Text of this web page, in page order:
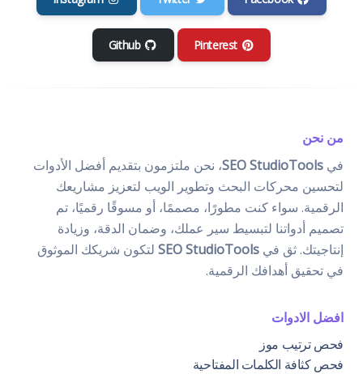
Pinterest
Github
من نحن
في SEO StudioTools، نحن ملتزمون بتقديم أفضل الأدوات
لتحسين محركات البحث وتطوير الويب لتعزيز مشاريعك
الرقمية. سواء كنت مطورًا، مصممًا، أو مسوقًا رقميًا، تم
تصميم أدواتنا لتبسيط سير عملك، وضمان الدقة، وزيادة
إنتاجيتك. ثق في SEO StudioTools لتكون شريكك الموثوق
في تحقيق أهدافك الرقمية.
افضل الادوات
فحص ترتيب موز
فحص كثافة الكلمات المفتاحية